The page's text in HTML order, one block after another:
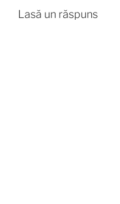
Lasă un răspuns